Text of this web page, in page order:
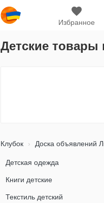
Избранное
Детские товары
Клубок Доска объявлений
Детская одежда
Книги детские
Текстиль детский